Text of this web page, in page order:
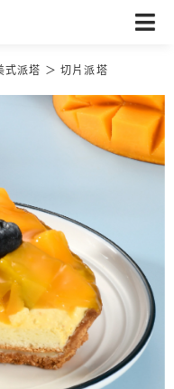
式派塔 切片派塔